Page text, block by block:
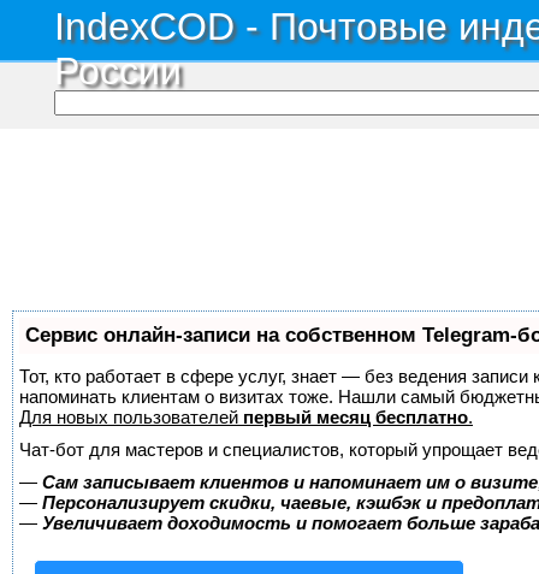
IndexCOD - Почтовые
России
Сервис онлайн-записи на собственном Telegram-
Тот, кто работает в сфере услуг, знает — без ведения
напоминать клиентам о визитах тоже. Нашли самый
Для новых пользователей первый месяц бесплатно.
Чат-бот для мастеров и специалистов, который упрощает
— Сам записывает клиентов и напоминает им о
— Персонализирует скидки, чаевые, кэшбэк и
— Увеличивает доходимость и помогает больше